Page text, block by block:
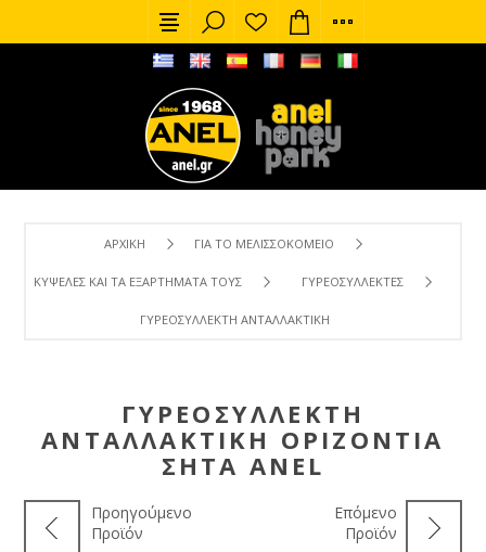
ΑΡΧΙΚΉ ΓΙΑ ΤΟ ΜΕΛΙΣΣΟΚΟΜΕΊΟ
ΚΥΨΈΛΕΣ ΚΑΙ ΤΑ ΕΞΑΡΤΉΜΑΤΑ ΤΟΥΣ ΓΥΡΕΟΣΥΛΛΈΚΤΕΣ
ΓΥΡΕΟΣΥΛΛΈΚΤΗ ΑΝΤΑΛΛΑΚΤΙΚΉ ΟΡΙΖΌΝΤΙΑ ΣΉΤΑ ANEL
ΓΥΡΕΟΣΥΛΛΈΚΤΗ
ΑΝΤΑΛΛΑΚΤΙΚΉ ΟΡΙΖΌΝΤΙΑ
ΣΉΤΑ ANEL
Προηγούμενο
Προϊόν
Επόμενο
Προϊόν